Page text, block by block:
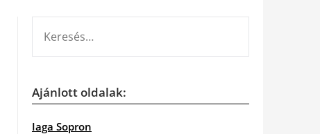
Ajánlott oldalak:
Iaga Sopron